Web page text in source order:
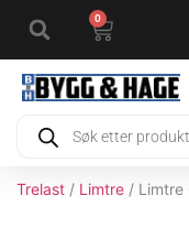
0
Trelast / Limtre / Limtre